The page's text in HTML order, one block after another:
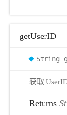
getUserID
String
获取
Returns